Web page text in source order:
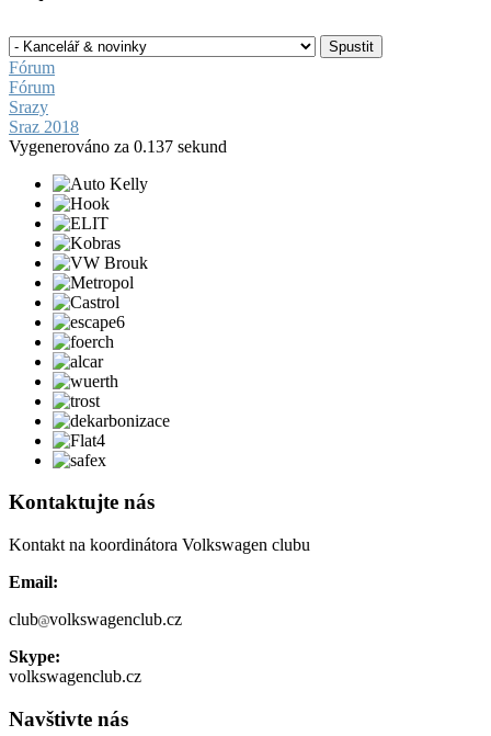
Fórum
Fórum
Srazy
Sraz 2018
Vygenerováno za 0.137 sekund
Kontaktujte nás
Kontakt na koordinátora Volkswagen clubu
Email:
club volkswagenclub.cz
Skype:
volkswagenclub.cz
Navštivte nás